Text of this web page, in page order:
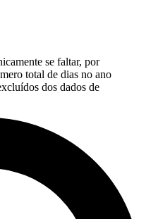
se faltar, por
total de dias no ano
dos dados de